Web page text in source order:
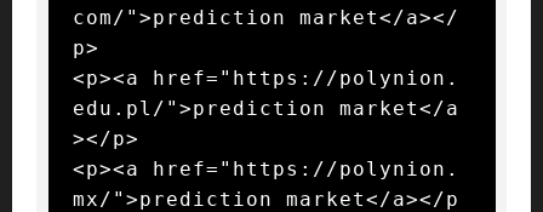
com/">prediction market</a></
p>
<p><a href="https://polynion.
edu.pl/">prediction market</a
></p>
<p><a href="https://polynion.
mx/">prediction market</a></p